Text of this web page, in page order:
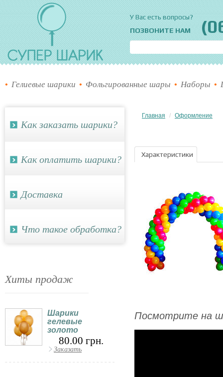
Супер шарик
У Вас есть вопросы?
ПОЗВОНИТЕ НАМ
Гелиевые шарики Фольгированные шары Наборы
Главная Оформление
Характеристики
Посмотрите на
Как заказать шарики?
Как оплатить шарики?
Доставка
Что такое обработка?
Хиты продаж
Шарики
гелевые
золото
80.00 грн.
Заказать